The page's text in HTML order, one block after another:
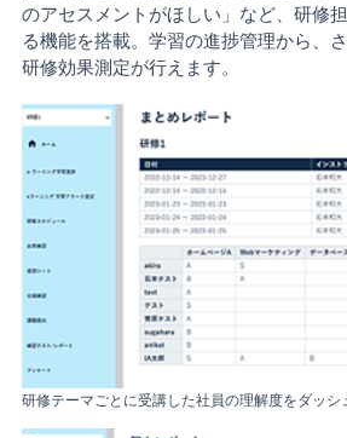
のアセスメントがほしい」など、研修
る機能を搭載。学習の進捗管理から、
研修効果測定が行えます。
研修テーマごとに受講した社員の理解度をダッシ